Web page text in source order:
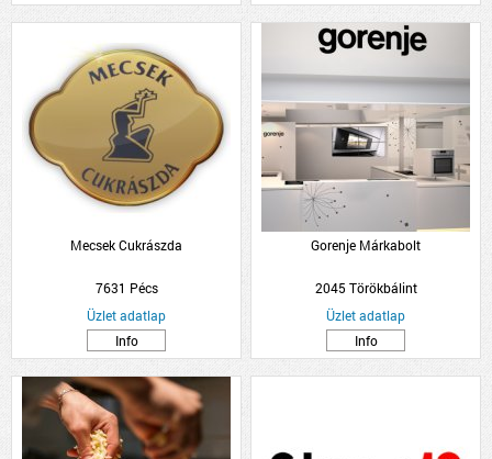
Mecsek Cukrászda
7631 Pécs
Üzlet adatlap
Info
Gorenje Márkabolt
2045 Törökbálint
Üzlet adatlap
Info